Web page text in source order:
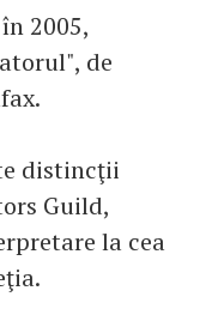
2005,
de
distincţii
Guild,
la cea